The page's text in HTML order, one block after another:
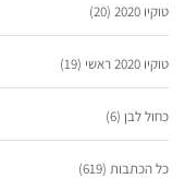
טוקיו 2020 (20)
טוקיו 2020 ראשי (19)
כחול לבן (6)
כל הכתבות (619)